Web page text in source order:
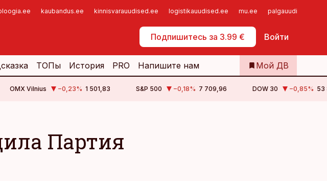
kaubandus.ee kinnisvarauudised.ee logistikauudised.ee mu.ee palgauudised.ee
Подпишитесь за 3.99 € Войти
Самообслуживание
ТОПы История PRO Напишите нам Мой ДВ
OMX Vilnius −0,23% 1 501,83 S&P 500 −0,18% 7 709,96 DOW 30 −0,85% 53
Партия